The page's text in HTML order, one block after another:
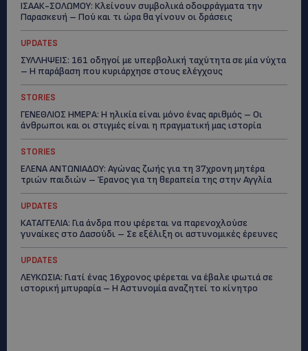
ΙΣΑΑΚ-ΣΟΛΩΜΟΥ: Κλείνουν συμβολικά οδοφράγματα την
Παρασκευή – Πού και τι ώρα θα γίνουν οι δράσεις
UPDATES
ΣΥΛΛΗΨΕΙΣ: 161 οδηγοί με υπερβολική ταχύτητα σε μία νύχτα
– Η παράβαση που κυριάρχησε στους ελέγχους
STORIES
ΓΕΝΕΘΛΙΟΣ ΗΜΕΡΑ: Η ηλικία είναι μόνο ένας αριθμός – Οι
άνθρωποι και οι στιγμές είναι η πραγματική μας ιστορία
STORIES
ΕΛΕΝΑ ΑΝΤΩΝΙΑΔΟΥ: Αγώνας ζωής για τη 37χρονη μητέρα
τριών παιδιών – Έρανος για τη θεραπεία της στην Αγγλία
UPDATES
ΚΑΤΑΓΓΕΛΙΑ: Για άνδρα που φέρεται να παρενοχλούσε
γυναίκες στο Δασούδι – Σε εξέλιξη οι αστυνομικές έρευνες
UPDATES
ΛΕΥΚΩΣΙΑ: Γιατί ένας 16χρονος φέρεται να έβαλε φωτιά σε
ιστορική μπυραρία – Η Αστυνομία αναζητεί το κίνητρο